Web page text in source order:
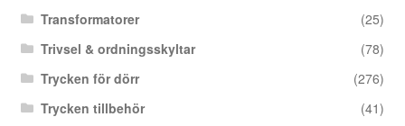
Transformatorer
(25)
Trivsel & ordningsskyltar
(78)
Trycken för dörr
(276)
Trycken tillbehör
(41)